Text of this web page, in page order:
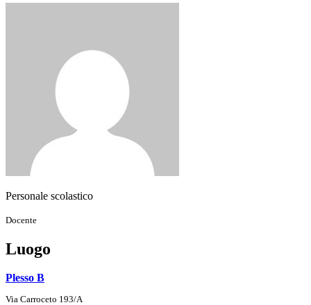
Personale scolastico
Docente
Luogo
Plesso B
Via Carroceto 193/A